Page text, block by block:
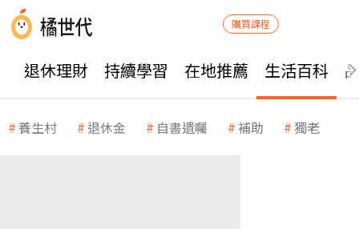
購買課程
退休理財 持續學習 在地推薦 生活百科
養生村 退休金 自書遺囑 補助 獨老